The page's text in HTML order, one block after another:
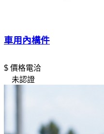
車用內構件
$ 價格電洽
未認證